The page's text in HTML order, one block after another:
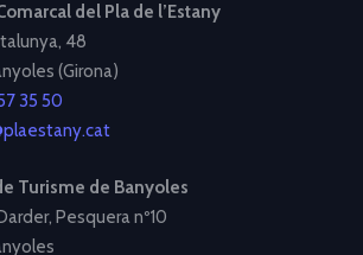
del Pla de l’Estany
48
(Girona)
35 50
Turisme de Banyoles
Pesquera nº10